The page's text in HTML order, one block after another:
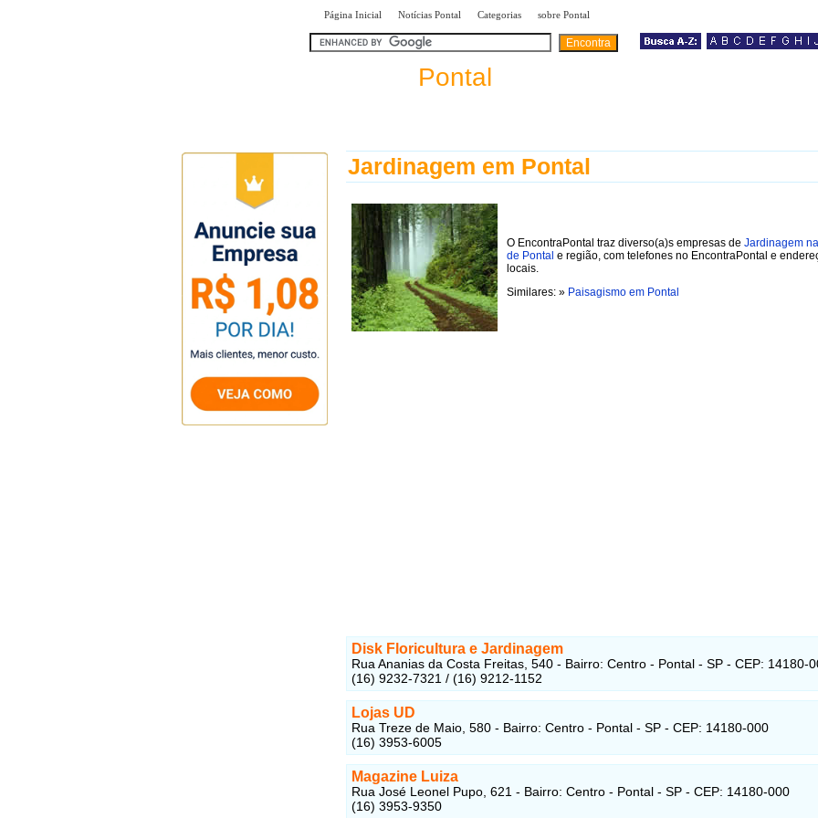
Página Inicial Notícias Pontal Categorias sobre Pontal
Pontal
Jardinagem em Pontal
O EncontraPontal traz diverso(a)s empresas de Jardinagem
de Pontal e região, com telefones no EncontraPontal e
locais.
Similares: » Paisagismo em Pontal
Disk Floricultura e Jardinagem
Rua Ananias da Costa Freitas, 540 - Bairro: Centro - Pontal - SP - CEP: 14180-
(16) 9232-7321 / (16) 9212-1152
Lojas UD
Rua Treze de Maio, 580 - Bairro: Centro - Pontal - SP - CEP: 14180-000
(16) 3953-6005
Magazine Luiza
Rua José Leonel Pupo, 621 - Bairro: Centro - Pontal - SP - CEP: 14180-000
(16) 3953-9350